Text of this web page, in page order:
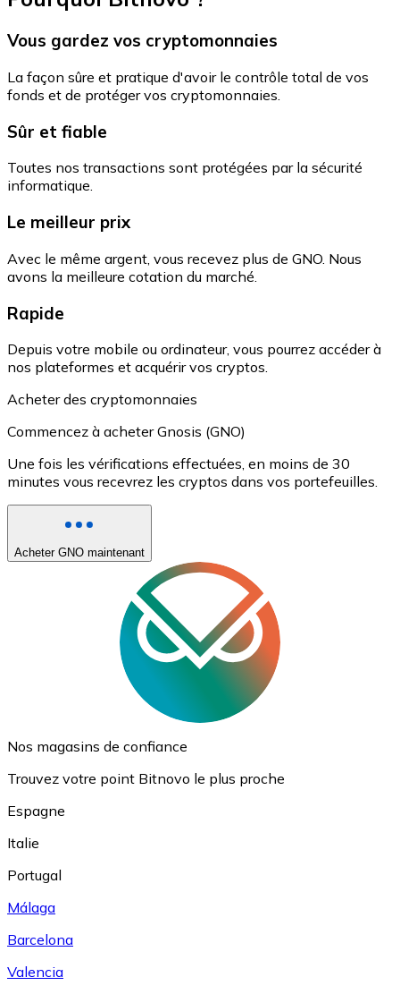
Vous gardez vos cryptomonnaies
La façon sûre et pratique d'avoir le contrôle total de vos
fonds et de protéger vos cryptomonnaies.
Sûr et fiable
Toutes nos transactions sont protégées par la sécurité
informatique.
Le meilleur prix
Avec le même argent, vous recevez plus de GNO. Nous
avons la meilleure cotation du marché.
Rapide
Depuis votre mobile ou ordinateur, vous pourrez accéder à
nos plateformes et acquérir vos cryptos.
Acheter des cryptomonnaies
Commencez à acheter Gnosis (GNO)
Une fois les vérifications effectuées, en moins de 30
minutes vous recevrez les cryptos dans vos portefeuilles.
Acheter GNO maintenant
Nos magasins de confiance
Trouvez votre point Bitnovo le plus proche
Espagne
Italie
Portugal
Málaga
Barcelona
Valencia